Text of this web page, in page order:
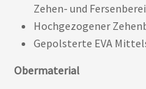
Zehen- und
Hochgezogener
Gepolsterte EVA
Obermaterial